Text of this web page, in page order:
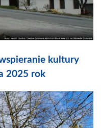
kultury
2025 rok